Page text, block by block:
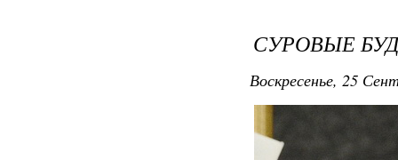
СУРОВЫЕ
Воскресенье, 25